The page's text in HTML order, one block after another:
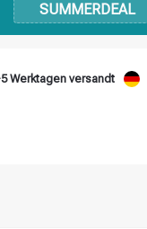
SUMMERDEAL
Werktagen versandt